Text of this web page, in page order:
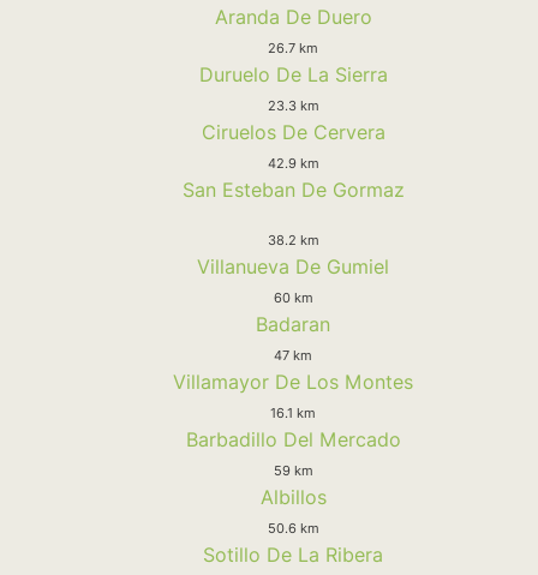
Aranda De Duero
26.7 km
Duruelo De La Sierra
23.3 km
Ciruelos De Cervera
42.9 km
San Esteban De Gormaz
38.2 km
Villanueva De Gumiel
60 km
Badaran
47 km
Villamayor De Los Montes
16.1 km
Barbadillo Del Mercado
59 km
Albillos
50.6 km
Sotillo De La Ribera